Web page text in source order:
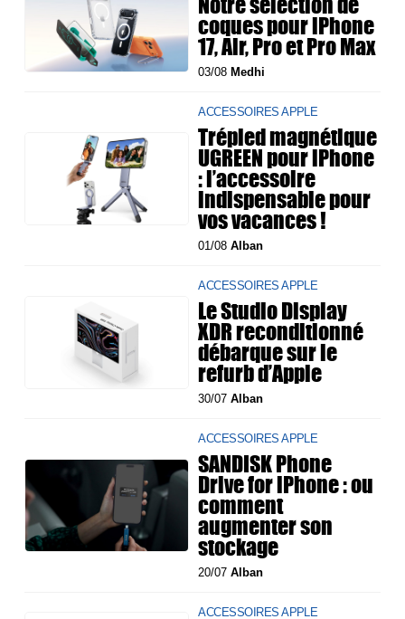
coques pour iPhone
17, Air, Pro et Pro Max
03/08 Medhi
ACCESSOIRES APPLE
Trépied magnétique
UGREEN pour iPhone
: l’accessoire
indispensable pour
vos vacances !
01/08Alban
ACCESSOIRES APPLE
Le Studio Display
XDR reconditionné
débarque sur le
refurb d’Apple
30/07Alban
ACCESSOIRES APPLE
SANDISK Phone
Drive for iPhone : ou
comment
augmenter son
stockage
20/07Alban
ACCESSOIRES APPLE